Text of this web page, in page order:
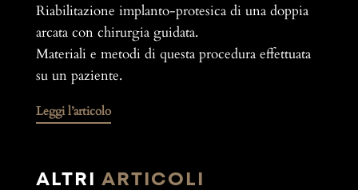
Riabilitazione implanto-protesica di una doppia
arcata con chirurgia guidata.
Materiali e metodi di questa procedura effettuata
su un paziente.
Leggi l’articolo
ALTRI ARTICOLI